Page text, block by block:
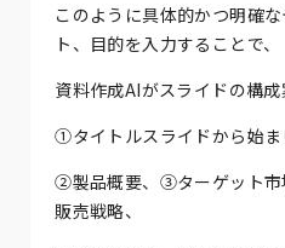
このように具体的かつ明確
ト、目的を入力することで、
資料作成AIがスライドの構成
①タイトルスライドから始ま
②製品概要、③ターゲット
販売戦略、